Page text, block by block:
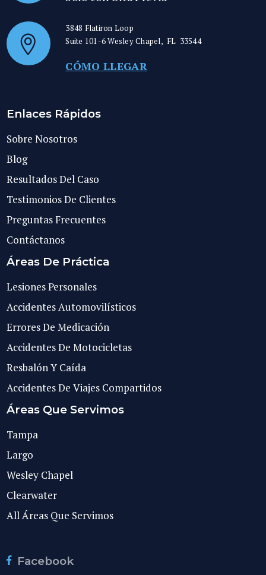
3848 Flatiron Loop
Suite 101-6Wesley Chapel, FL 33544
CÓMO LLEGAR
Enlaces Rápidos
Sobre Nosotros
Blog
Resultados Del Caso
Testimonios De Clientes
Preguntas Frecuentes
Contáctanos
Áreas De Práctica
Lesiones Personales
Accidentes Automovilísticos
Errores De Medicación
Accidentes De Motocicletas
Resbalón Y Caída
Accidentes De Viajes Compartidos
Áreas Que Servimos
Tampa
Largo
Wesley Chapel
Clearwater
All Áreas Que Servimos
Facebook